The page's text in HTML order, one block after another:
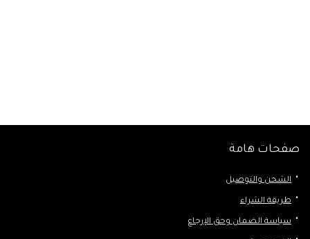
صفحات هامة
الشحن والتوصيل
طريقة الشراء
سياسة الضمان وحق الإرجاع